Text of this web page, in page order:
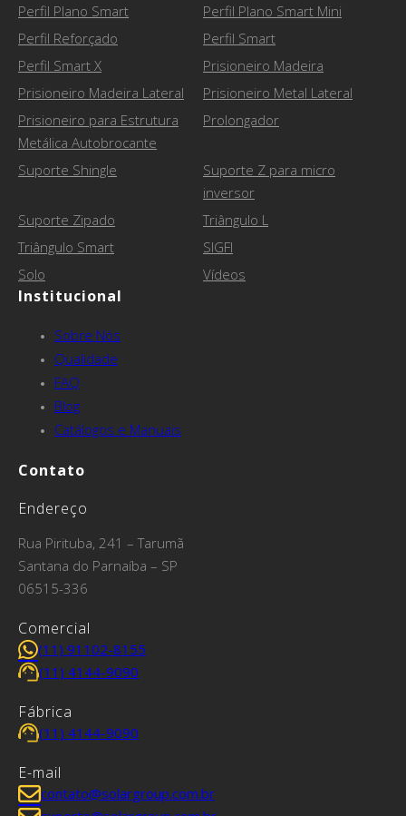
Perfil Plano Smart
Perfil Plano Smart Mini
Perfil Reforçado
Perfil Smart
Perfil Smart X
Prisioneiro Madeira
Prisioneiro Madeira Lateral
Prisioneiro Metal Lateral
Prisioneiro para Estrutura
Metálica Autobrocante
Prolongador
Suporte Shingle
Suporte Z para micro
inversor
Suporte Zipado
Triângulo L
Triângulo Smart
SIGFI
Solo
Vídeos
Institucional
Sobre Nós
Qualidade
FAQ
Blog
Catálogos e Manuais
Contato
Endereço
Rua Pirituba, 241 – Tarumã
Santana do Parnaíba – SP
06515-336
Comercial
(11) 91102-8155
(11) 4144-9090
Fábrica
(11) 4144-9090
E-mail
contato@solargroup.com.br